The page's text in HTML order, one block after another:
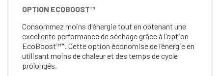
OPTION ECOBOOST™
Consommez moins d'énergie tout en obtenant une
excellente performance de séchage grâce à l'option
EcoBoost™*. Cette option économise de l’énergie en
utilisant moins de chaleur et des temps de cycle
prolongés.